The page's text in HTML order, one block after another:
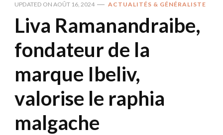
UPDATED ON AOÛT 16, 2024 ACTUALITÉS & GÉNÉRALISTE
Liva Ramanandraibe,
fondateur de la
marque Ibeliv,
valorise le raphia
malgache